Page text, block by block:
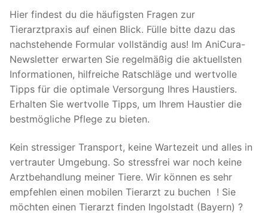
Hier findest du die häufigsten Fragen zur
Tierarztpraxis auf einen Blick. Fülle bitte dazu das
nachstehende Formular vollständig aus! Im AniCura-
Newsletter erwarten Sie regelmäßig die aktuellsten
Informationen, hilfreiche Ratschläge und wertvolle
Tipps für die optimale Versorgung Ihres Haustiers.
Erhalten Sie wertvolle Tipps, um Ihrem Haustier die
bestmögliche Pflege zu bieten.
Kein stressiger Transport, keine Wartezeit und alles in
vertrauter Umgebung. So stressfrei war noch keine
Arztbehandlung meiner Tiere. Wir können es sehr
empfehlen einen mobilen Tierarzt zu buchen ! Sie
möchten einen Tierarzt finden Ingolstadt (Bayern) ?